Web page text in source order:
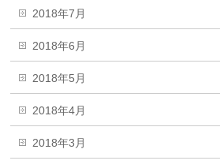
2018年7月
2018年6月
2018年5月
2018年4月
2018年3月